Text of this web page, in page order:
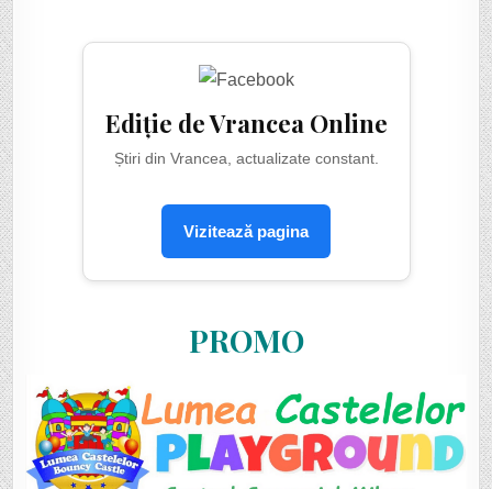
Ediție de Vrancea Online
Știri din Vrancea, actualizate constant.
Vizitează pagina
PROMO